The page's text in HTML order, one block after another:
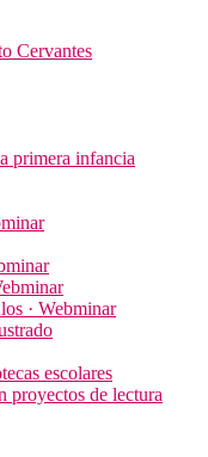
Cervantes
primera infancia
· Webminar
escolares
proyectos de lectura